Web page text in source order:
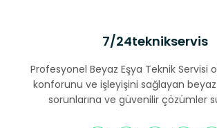
7/24teknikservis
Profesyonel Beyaz Eşya Teknik Servisi
konforunu ve işleyişini sağlayan beyaz
sorunlarına ve güvenilir çözümler